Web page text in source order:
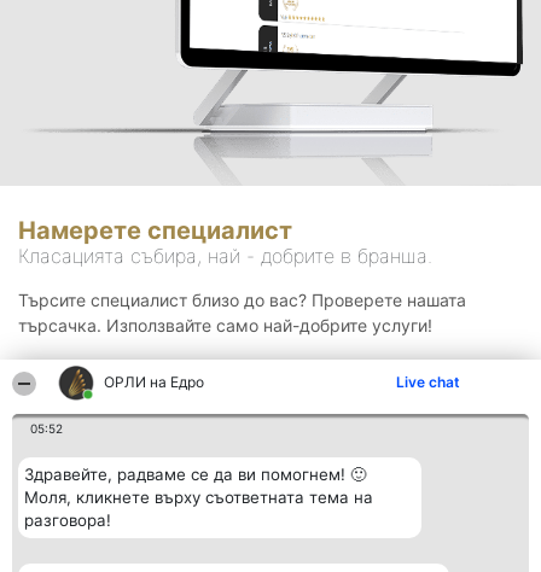
ОРЛИ на Едро Live chat
05:52
Здравейте, радваме се да ви помогнем! 🙂
Моля, кликнете върху съответната тема на
разговора!
Намерете специалист
Класацията събира, най - добрите в бранша.
Търсите специалист близо до вас? Проверете нашата
търсачка. Използвайте само най-добрите услуги!